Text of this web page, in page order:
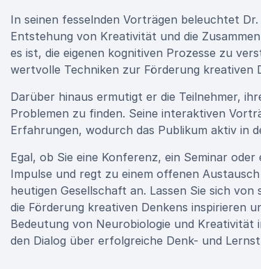
In seinen fesselnden Vorträgen beleuchtet
Entstehung von Kreativität und die
es ist, die eigenen kognitiven Prozesse zu
wertvolle Techniken zur Förderung kreativen
Darüber hinaus ermutigt er die Teilnehmer,
Problemen zu finden. Seine interaktiven
Erfahrungen, wodurch das Publikum aktiv in
Egal, ob Sie eine Konferenz, ein Seminar
Impulse und regt zu einem offenen
heutigen Gesellschaft an. Lassen Sie sich
die Förderung kreativen Denkens inspirieren
Bedeutung von Neurobiologie und
den Dialog über erfolgreiche Denk- und